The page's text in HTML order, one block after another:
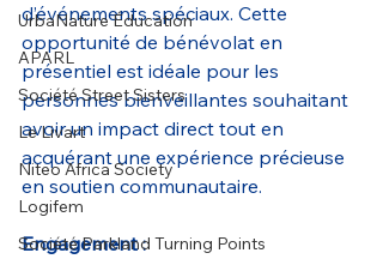
UrbaNature Éducation
APARL
Société Street Sisters
Le Livart
Niteo Africa Society
Logifem
Société Parkland Turning Points
d’événements spéciaux. Cette
opportunité de bénévolat en
présentiel est idéale pour les
personnes bienveillantes souhaitant
avoir un impact direct tout en
acquérant une expérience précieuse
en soutien communautaire.
Engagement :